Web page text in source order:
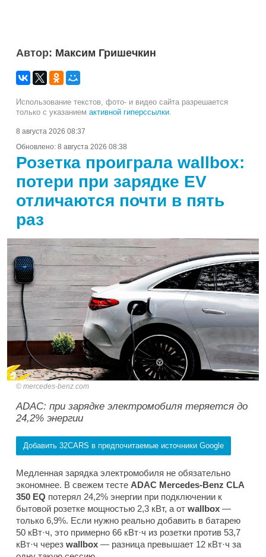
Автор: Максим Гришечкин
Использование текстов, фото- и видео сайта разрешается
только с указанием активной гиперссылки.
8 августа 2026 08:37
Обновлено: 8 августа 2026 08:38
Розетка проиграла wallbox:
потери при зарядке EV
отличаются почти в пять
раз
mercedes-benz.com
ADAC: при зарядке электромобиля теряется до
24,2% энергии
Добавить 32CARS в предпочитаемые источники Google
Медленная зарядка электромобиля не обязательно
экономнее. В свежем тесте ADAC Mercedes-Benz CLA
350 EQ потерял 24,2% энергии при подключении к
бытовой розетке мощностью 2,3 кВт, а от wallbox —
только 6,9%. Если нужно реально добавить в батарею
50 кВт·ч, это примерно 66 кВт·ч из розетки против 53,7
кВт·ч через wallbox — разница превышает 12 кВт·ч за